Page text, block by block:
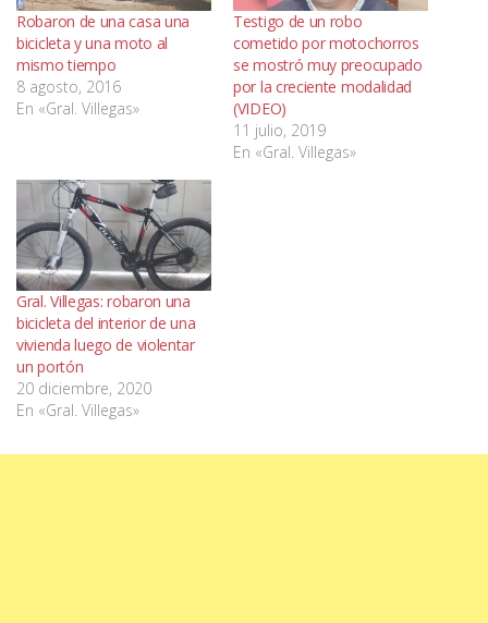
Robaron de una casa una
bicicleta y una moto al
mismo tiempo
8 agosto, 2016
En «Gral. Villegas»
Testigo de un robo
cometido por motochorros
se mostró muy preocupado
por la creciente modalidad
(VIDEO)
11 julio, 2019
En «Gral. Villegas»
Gral. Villegas: robaron una
bicicleta del interior de una
vivienda luego de violentar
un portón
20 diciembre, 2020
En «Gral. Villegas»